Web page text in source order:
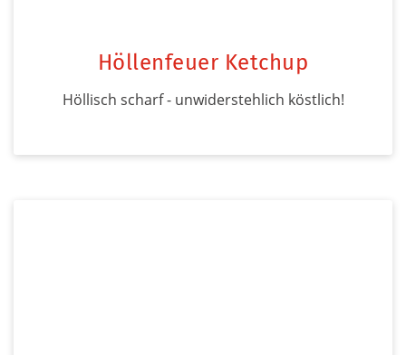
Höllenfeuer Ketchup
Höllisch scharf - unwiderstehlich köstlich!